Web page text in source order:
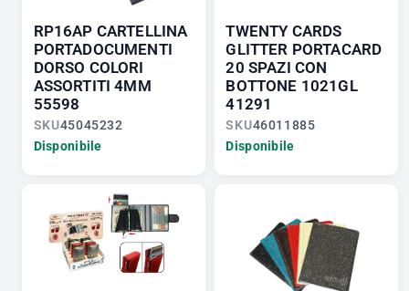
RP16AP CARTELLINA
PORTADOCUMENTI
DORSO COLORI
ASSORTITI 4MM
55598
SKU45045232
Disponibile
TWENTY CARDS
GLITTER PORTACARD
20 SPAZI CON
BOTTONE 1021GL
41291
SKU46011885
Disponibile